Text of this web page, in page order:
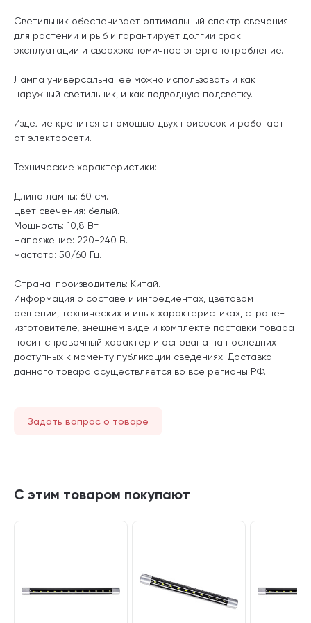
Светильник обеспечивает оптимальный спектр свечения
для растений и рыб и гарантирует долгий срок
эксплуатации и сверхэкономичное энергопотребление.
Лампа универсальна: ее можно использовать и как
наружный светильник, и как подводную подсветку.
Изделие крепится с помощью двух присосок и работает
от электросети.
Технические характеристики:
Длина лампы: 60 см.
Цвет свечения: белый.
Мощность: 10,8 Вт.
Напряжение: 220-240 В.
Частота: 50/60 Гц.
Страна-производитель: Китай.
Информация о составе и ингредиентах, цветовом
решении, технических и иных характеристиках, стране-
изготовителе, внешнем виде и комплекте поставки товара
носит справочный характер и основана на последних
доступных к моменту публикации сведениях. Доставка
данного товара осуществляется во все регионы РФ.
Задать вопрос о товаре
С этим товаром покупают